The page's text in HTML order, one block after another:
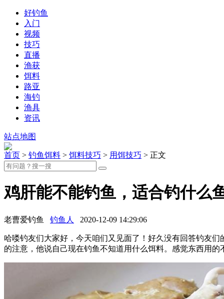
好钓鱼
入门
视频
技巧
直播
渔获
饵料
路亚
海钓
渔具
资讯
站点地图
首页 > 钓鱼饵料 > 饵料技巧 > 用饵技巧 > 正文
鸡肝能不能钓鱼，适合钓什么
老曹爱钓鱼 钓鱼人 2020-12-09 14:29:06
哈喽钓友们大家好，今天咱们又见面了！好久没有回答钓友
的注意，他说自己现在钓鱼不知道用什么饵料。感觉东西用的